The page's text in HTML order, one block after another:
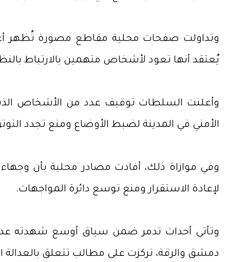
وتداولت صفحات محلية مقاطع مصورة تُظهر
يُعتقد أنها تعود لأشخاص متهمين بالارتباط
وأعلنت السلطات توقيف عدد من الأشخاص الذين
الأمني في المدينة لضبط الأوضاع ومنع تجدد
وفي موازاة ذلك، أفادت مصادر محلية بأن وجهاء
لإعادة الاستقرار ومنع توسع دائرة المواجهات.
وتأتي أحداث تدمر ضمن سياق أوسع شهدته عدة
دمشق والرقة، تركزت على مطالب تتعلق